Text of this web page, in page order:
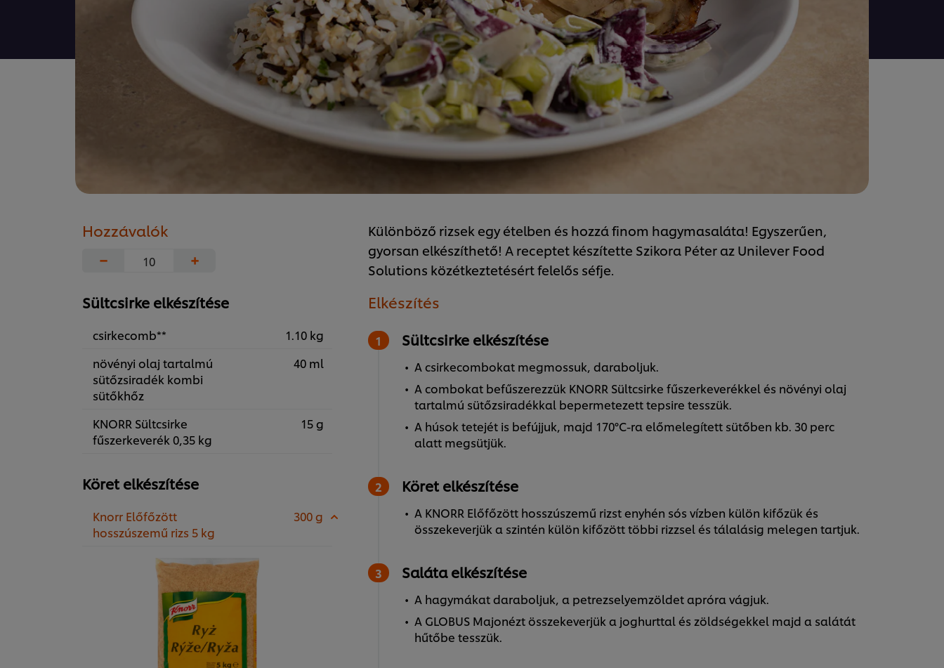
Hozzávalók
−
+
Sültcsirke elkészítése
csirkecomb**
1.10 kg
növényi olaj tartalmú
sütőzsiradék kombi
sütőkhőz
40 ml
KNORR Sültcsirke
fűszerkeverék 0,35 kg
15 g
Köret elkészítése
Knorr Előfőzött
hosszúszemű rizs 5 kg
300 g
Különböző rizsek egy ételben és hozzá finom hagymasaláta! Egyszerűen,
gyorsan elkészíthető! A receptet készítette Szikora Péter az Unilever Food
Solutions közétkeztetésért felelős séfje.
Elkészítés
Sültcsirke elkészítése
A csirkecombokat megmossuk, daraboljuk.
A combokat befűszerezzük KNORR Sültcsirke fűszerkeverékkel és növényi olaj
tartalmú sütőzsiradékkal bepermetezett tepsire tesszük.
A húsok tetejét is befújjuk, majd 170°C-ra előmelegített sütőben kb. 30 perc
alatt megsütjük.
Köret elkészítése
A KNORR Előfőzött hosszúszemű rizst enyhén sós vízben külön kifőzük és
összekeverjük a szintén külön kifőzött többi rizzsel és tálalásig melegen tartjuk.
Saláta elkészítése
A hagymákat daraboljuk, a petrezselyemzöldet apróra vágjuk.
A GLOBUS Majonézt összekeverjük a joghurttal és zöldségekkel majd a salátát
hűtőbe tesszük.